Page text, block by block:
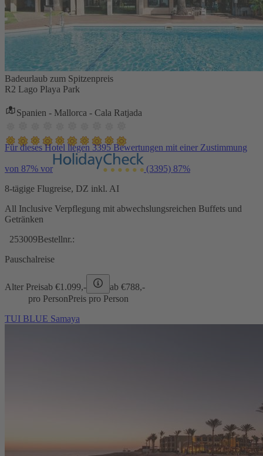
Badeurlaub zum Spitzenpreis
R2 Lago Playa Park
Spanien - Mallorca - Cala Ratjada
Für dieses Hotel liegen 3395 Bewertungen mit einer Zustimmung
von 87% vor (3395) 87%
8-tägige Flugreise, DZ inkl. AI
All Inclusive Verpflegung mit abwechslungsreichen Buffets und
Getränken
253009Bestellnr.:
Pauschalreise
Alter Preisab €1.099,- ab €788,-
pro PersonPreis pro Person
TUI BLUE Samaya